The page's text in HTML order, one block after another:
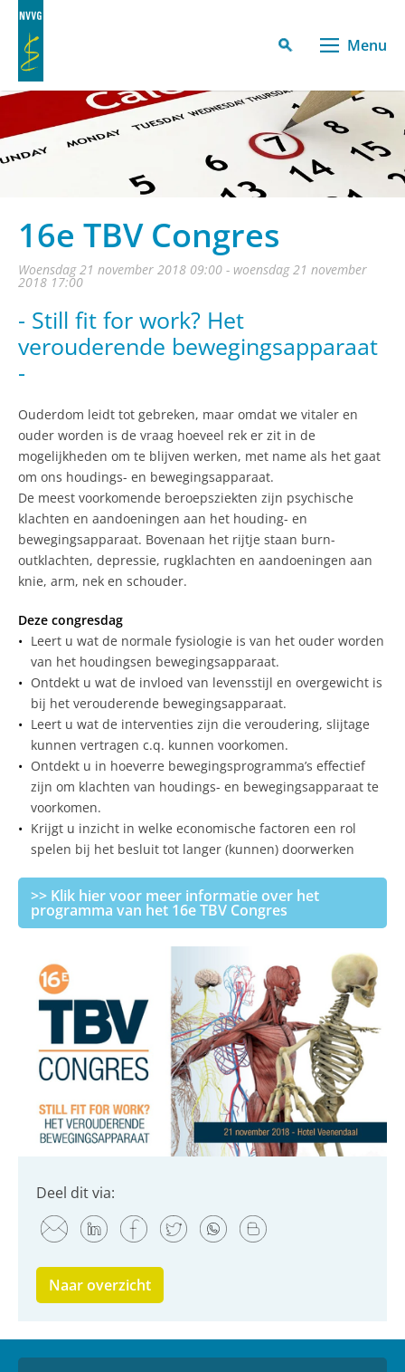
Menu
16e TBV Congres
woensdag 21 november 2018 09:00 - woensdag 21 november
2018 17:00
- Still fit for work? Het
verouderende bewegingsapparaat
-
Ouderdom leidt tot gebreken, maar omdat we vitaler en
ouder worden is de vraag hoeveel rek er zit in de
mogelijkheden om te blijven werken, met name als het gaat
om ons houdings- en bewegingsapparaat.
De meest voorkomende beroepsziekten zijn psychische
klachten en aandoeningen aan het houding- en
bewegingsapparaat. Bovenaan het rijtje staan burn-
outklachten, depressie, rugklachten en aandoeningen aan
knie, arm, nek en schouder.
Deze congresdag
Leert u wat de normale fysiologie is van het ouder worden
van het houdingsen bewegingsapparaat.
Ontdekt u wat de invloed van levensstijl en overgewicht is
bij het verouderende bewegingsapparaat.
Leert u wat de interventies zijn die veroudering, slijtage
kunnen vertragen c.q. kunnen voorkomen.
Ontdekt u in hoeverre bewegingsprogramma’s effectief
zijn om klachten van houdings- en bewegingsapparaat te
voorkomen.
Krijgt u inzicht in welke economische factoren een rol
spelen bij het besluit tot langer (kunnen) doorwerken
>> Klik hier voor meer informatie over het
programma van het 16e TBV Congres
Deel dit via:
Naar overzicht